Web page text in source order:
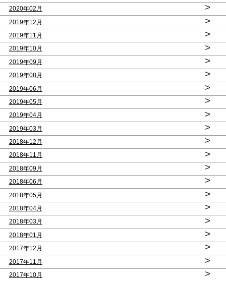
2020年02月 >
2019年12月 >
2019年11月 >
2019年10月 >
2019年09月 >
2019年08月 >
2019年06月 >
2019年05月 >
2019年04月 >
2019年03月 >
2018年12月 >
2018年11月 >
2018年09月 >
2018年06月 >
2018年05月 >
2018年04月 >
2018年03月 >
2018年01月 >
2017年12月 >
2017年11月 >
2017年10月 >